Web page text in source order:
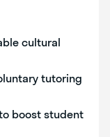
cultural
tutoring
boost student